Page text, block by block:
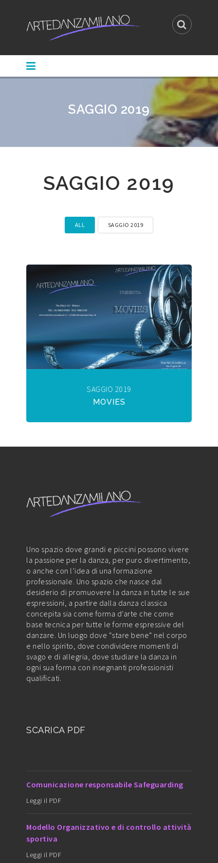
SAGGIO 2019
SAGGIO 2019
ALL SAGGIO 2019
SAGGIO 2019
MOVIES
Uno spazio dove grandi e piccini possono vivere
la passione per la danza, per puro divertimento,
o anche con l’idea di una formazione
professionale. Uno spazio che nasce dal
desiderio di promuovere la danza in tutte le sue
espressioni, a partire dalla danza classica
concepita sia come forma d’arte che come
base tecnica per tutte le forme espressive del
danzare. Un luogo dove “stare bene” nel corpo
e nello spirito, dove condividere momenti di
svago e di allegria, dove studiare la danza in
ogni sua forma con insegnanti professionisti
qualificati.
SCARICA PDF
Comunicazione responsabile Safeguarding
Leggi il PDF
Modello Organizzativo e di controllo attività
sportiva
Leggi il PDF